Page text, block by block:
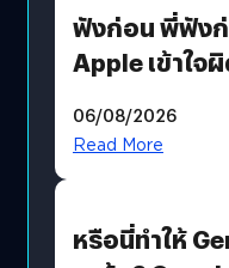
ฟังก่อน พี่ฟังก่
Apple เข้าใจ
06/08/2026
Read More
หรือนี่ทำให้